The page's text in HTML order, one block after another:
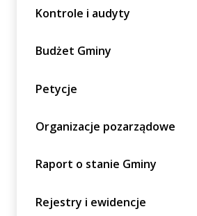
Kontrole i audyty
Budżet Gminy
Petycje
Organizacje pozarządowe
Raport o stanie Gminy
Rejestry i ewidencje